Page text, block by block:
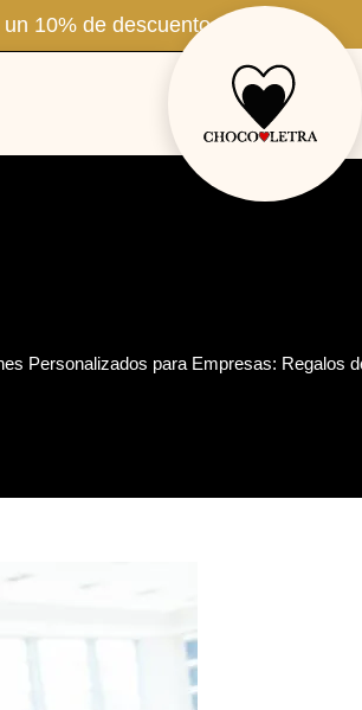
10% de descuento.
Personalizados para Empresas: Regalos